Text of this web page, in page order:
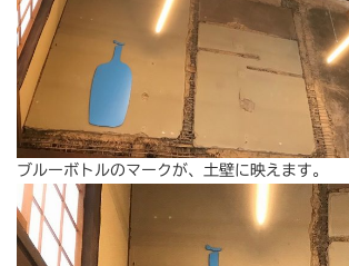
ブルーボトルのマークが、土壁に映えます。